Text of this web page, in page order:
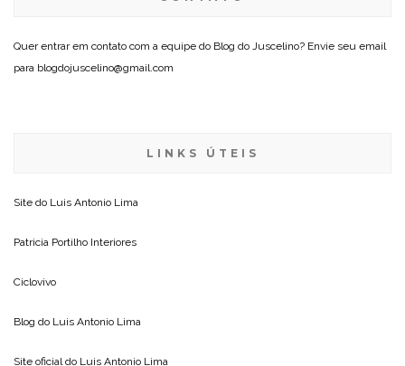
Quer entrar em contato com a equipe do Blog do Juscelino? Envie seu email
para blogdojuscelino@gmail.com
LINKS ÚTEIS
Site do Luis Antonio Lima
Patricia Portilho Interiores
Ciclovivo
Blog do Luis Antonio Lima
Site oficial do Luis Antonio Lima